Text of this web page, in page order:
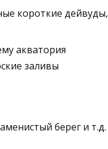
короткие дейвуды,
акватория
заливы
берег и т.д.